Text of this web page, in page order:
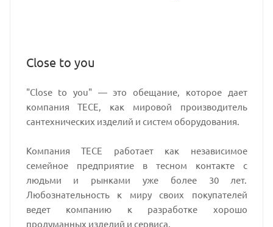
Close to you
"Close to you" — это обещание, которое дает
компания TECE, как мировой производитель
сантехнических изделий и систем оборудования.
Компания TECE работает как независимое
семейное предприятие в тесном контакте с
людьми и рынками уже более 30 лет.
Любознательность к миру своих покупателей
ведет компанию к разработке хорошо
продуманных изделий и сервиса.